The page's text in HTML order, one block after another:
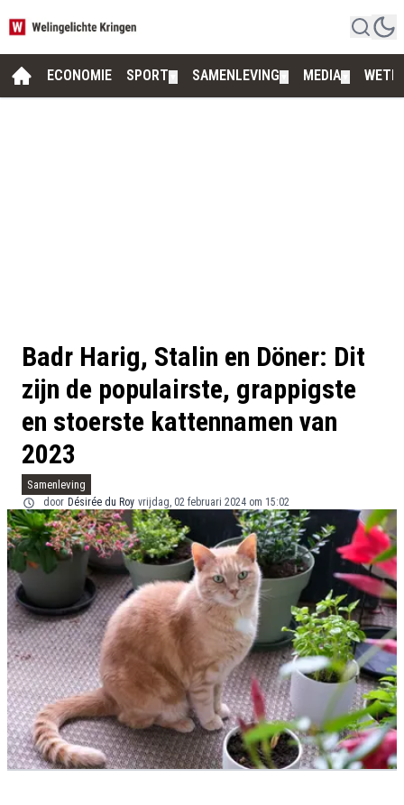
ECONOMIE SPORT SAMENLEVING MEDIA
Badr Harig, Stalin en Döner: Dit
zijn de populairste, grappigste
en stoerste kattennamen van
2023
Samenleving
door Désirée du Roy vrijdag, 02 februari 2024 om 15:02